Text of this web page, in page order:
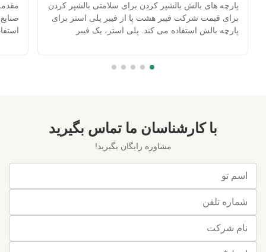
پارچه های بالش بالشپر کردن برای سلامتی بالشپر کردن
برای قیمت شرکت فیبر هشت پا از فیبر پلی استر برای
پارچه بالش استفاده می کند. پلی استر، یک فیبر
دوام. شرکت فیبر اکتوپوس از فیبر سویا برای پر کردن
با کارشناسان ما تماس بگیرید
مشاوره رایگان بگیرید!